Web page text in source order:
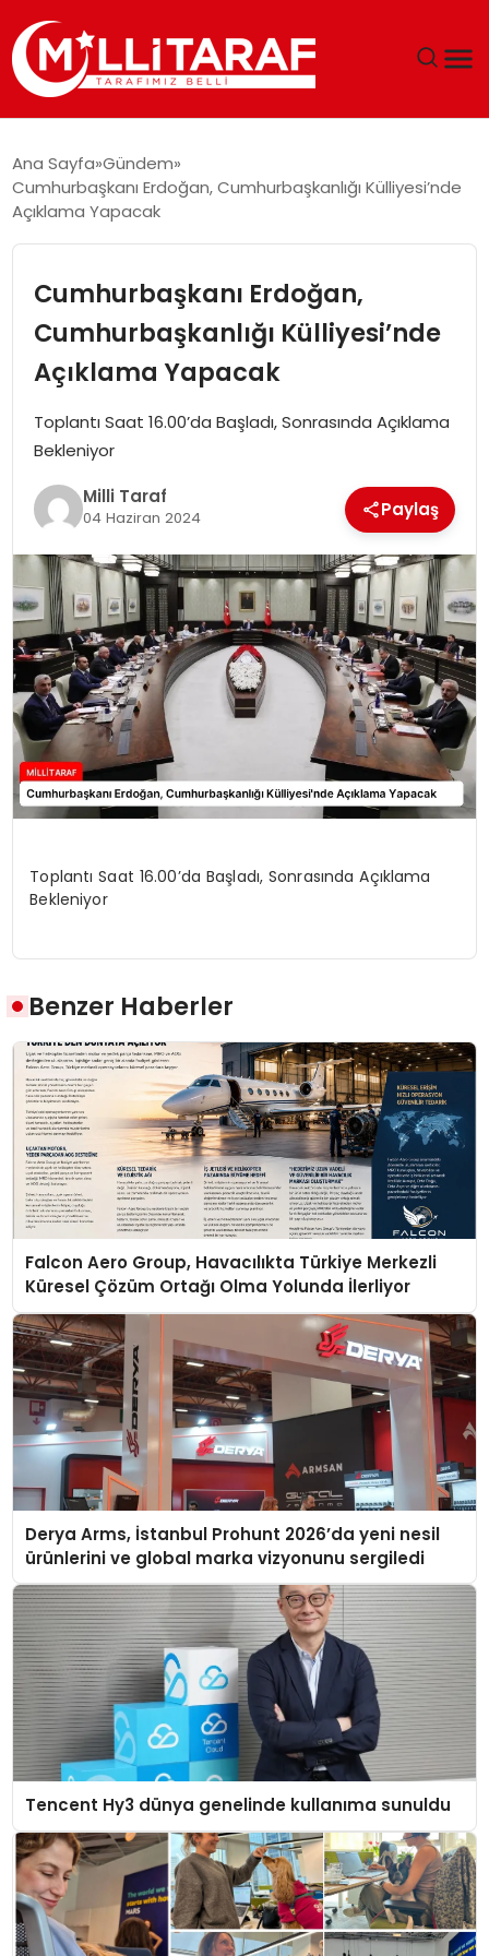
ÖZEL SAYFALAR
SPOR
SIYASET
MAGAZIN
Ana Sayfa Gündem
Cumhurbaşkanı Erdoğan, Cumhurbaşkanlığı Külliyesi’nde
Açıklama Yapacak
Cumhurbaşkanı Erdoğan,
Cumhurbaşkanlığı Külliyesi’nde
Açıklama Yapacak
Toplantı Saat 16.00’da Başladı, Sonrasında Açıklama
Bekleniyor
Milli Taraf
04 Haziran 2024 Paylaş
Toplantı Saat 16.00’da Başladı, Sonrasında Açıklama
Bekleniyor
Benzer Haberler
Falcon Aero Group, Havacılıkta Türkiye Merkezli
Küresel Çözüm Ortağı Olma Yolunda İlerliyor
Derya Arms, İstanbul Prohunt 2026’da yeni nesil
ürünlerini ve global marka vizyonunu sergiledi
Tencent Hy3 dünya genelinde kullanıma sunuldu